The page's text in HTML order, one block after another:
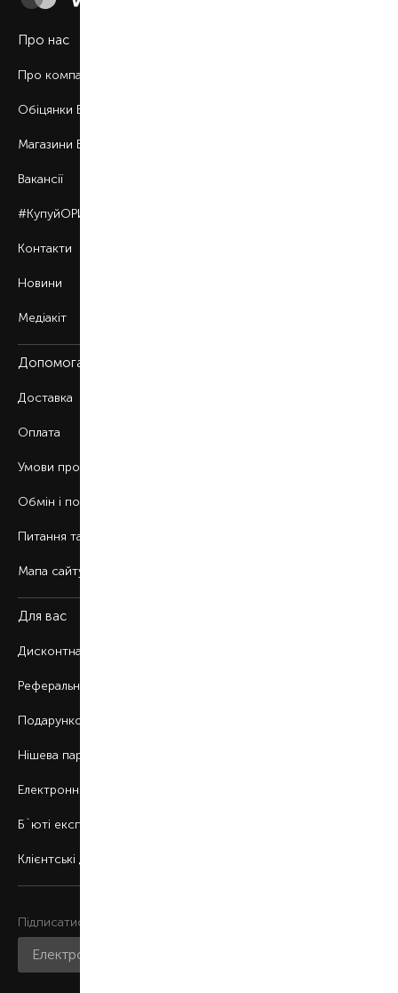
Про нас
Про компанію
Обіцянки BROCARD
Магазини BROCARD
Вакансії
#КупуйОРИГІНАЛ
Контакти
Новини
Медіакіт
Допомога
Доставка
Оплата
Умови продажу
Обмін і повернення
Питання та відповіді
Мапа сайту
Для вас
Дисконтна програма
Реферальна програма
Подарункові картки
Нішева парфумерія
Електронні сертифікати
Б`юті експерт
Клієнтські дні
Підписатися на розсилку